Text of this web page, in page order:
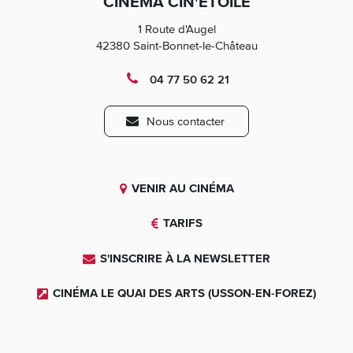
1 Route d'Augel
42380 Saint-Bonnet-le-Château
04 77 50 62 21
Nous contacter
VENIR AU CINÉMA
TARIFS
S'INSCRIRE À LA NEWSLETTER
CINÉMA LE QUAI DES ARTS (USSON-EN-FOREZ)